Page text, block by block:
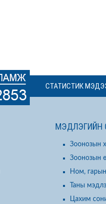
СТАТИСТИК
МЭДЛЭГИЙН
Зоонозын
Зоонозын
Ном, гарын
Таны
Цахим